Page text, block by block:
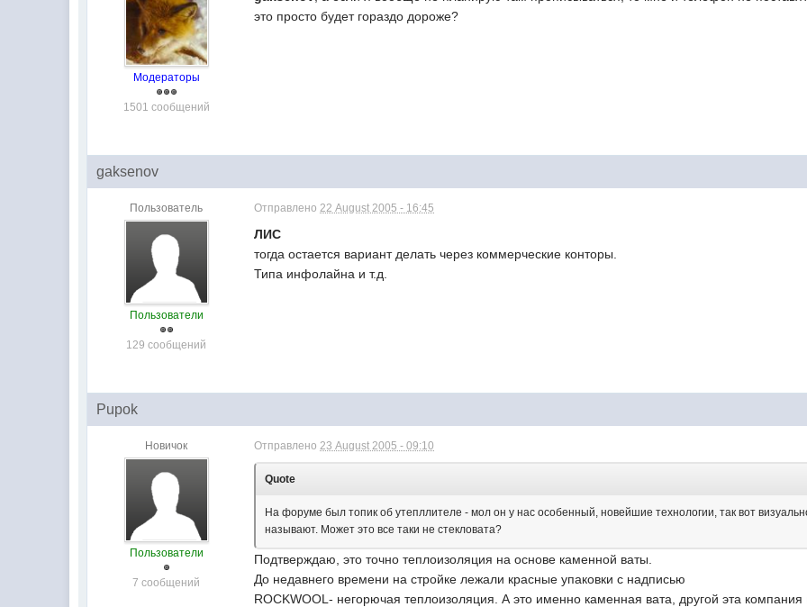
Модераторы
1501 сообщений
это просто будет гораздо дороже?
gaksenov
Пользователь
Пользователи
129 сообщений
Отправлено22 August 2005 - 16:45
ЛИС
тогда остается вариант делать через коммерческие конторы.
Типа инфолайна и т.д.
Pupok
Новичок
Пользователи
7 сообщений
Отправлено23 August 2005 - 09:10
Quote
На форуме был топик об утепллителе - мол он у нас особенный, новейшие технологии, так вот
называют. Может это все таки не стекловата?
Подтверждаю, это точно теплоизоляция на основе каменной ваты.
До недавнего времени на стройке лежали красные упаковки с надписью
ROCKWOOL- негорючая теплоизоляция. А это именно каменная вата, другой эта